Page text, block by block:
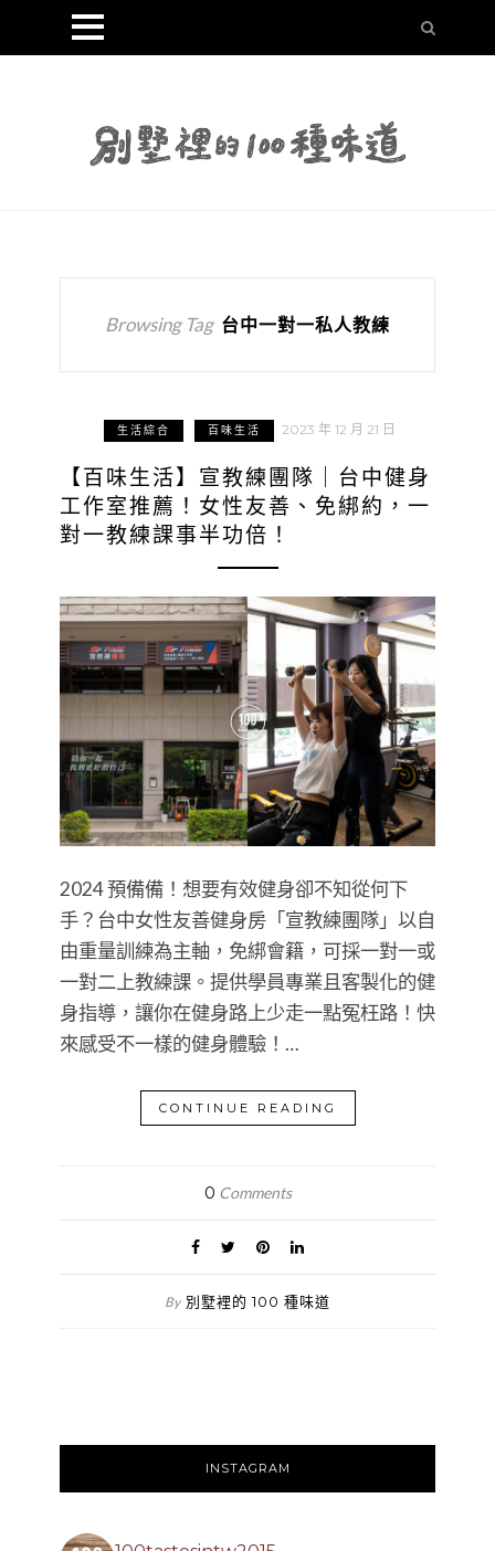
Browsing Tag 台中一對一私人教練
生活綜合 百味生活 2023 年 12 月 21 日
【百味生活】宣教練團隊｜台中健身
工作室推薦！女性友善、免綁約，一
對一教練課事半功倍！
2024 預備備！想要有效健身卻不知從何下
手？台中女性友善健身房「宣教練團隊」以自
由重量訓練為主軸，免綁會籍，可採一對一或
一對二上教練課。提供學員專業且客製化的健
身指導，讓你在健身路上少走一點冤枉路！快
來感受不一樣的健身體驗！…
CONTINUE READING
0 Comments
By 別墅裡的 100 種味道
INSTAGRAM